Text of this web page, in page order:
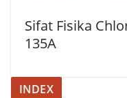
Sifat Fisika
135A
INDEX